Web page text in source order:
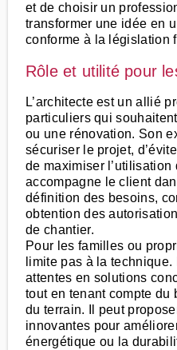
et de choisir un
transformer une idée en
conforme à la législation
Rôle et utilité pour
L’architecte est un allié
particuliers qui
ou une rénovation. Son
sécuriser le projet,
de maximiser l’utilisation
accompagne le client
définition des besoins,
obtention des
de chantier.
Pour les familles ou
limite pas à la technique.
attentes en solutions
tout en tenant compte du
du terrain. Il peut
innovantes pour
énergétique ou la